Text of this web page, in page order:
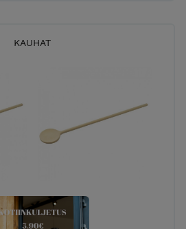
KAUHAT